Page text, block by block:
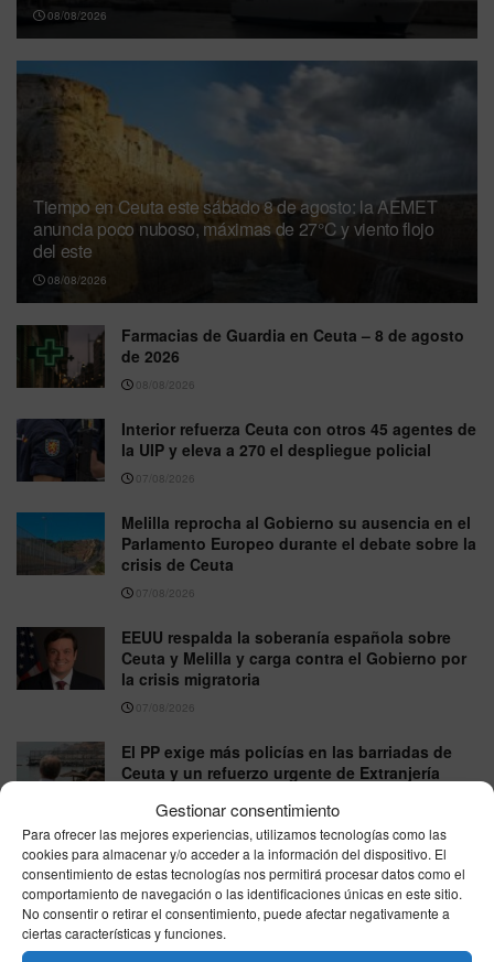
Gestionar consentimiento
Para ofrecer las mejores experiencias, utilizamos tecnologías como las
cookies para almacenar y/o acceder a la información del dispositivo. El
consentimiento de estas tecnologías nos permitirá procesar datos como el
comportamiento de navegación o las identificaciones únicas en este sitio.
No consentir o retirar el consentimiento, puede afectar negativamente a
ciertas características y funciones.
08/08/2026
Tiempo en Ceuta este sábado 8 de agosto: la AEMET
anuncia poco nuboso, máximas de 27°C y viento flojo
del este
08/08/2026
Farmacias de Guardia en Ceuta – 8 de agosto
de 2026
08/08/2026
Interior refuerza Ceuta con otros 45 agentes de
la UIP y eleva a 270 el despliegue policial
07/08/2026
Melilla reprocha al Gobierno su ausencia en el
Parlamento Europeo durante el debate sobre la
crisis de Ceuta
07/08/2026
EEUU respalda la soberanía española sobre
Ceuta y Melilla y carga contra el Gobierno por
la crisis migratoria
07/08/2026
El PP exige más policías en las barriadas de
Ceuta y un refuerzo urgente de Extranjería
El PP de Ceuta se suma a la concentración del
domingo y llama al resto de partidos a
participar unidos
07/08/2026